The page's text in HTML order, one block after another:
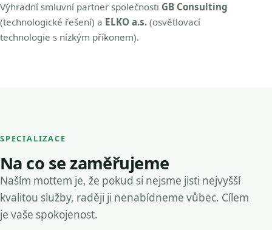
Výhradní smluvní partner společnosti GB Consulting
(technologické řešení) a ELKO a.s. (osvětlovací
technologie s nízkým příkonem).
SPECIALIZACE
Na co se zaměřujeme
Naším mottem je, že pokud si nejsme jisti nejvyšší
kvalitou služby, raději ji nenabídneme vůbec. Cílem
je vaše spokojenost.